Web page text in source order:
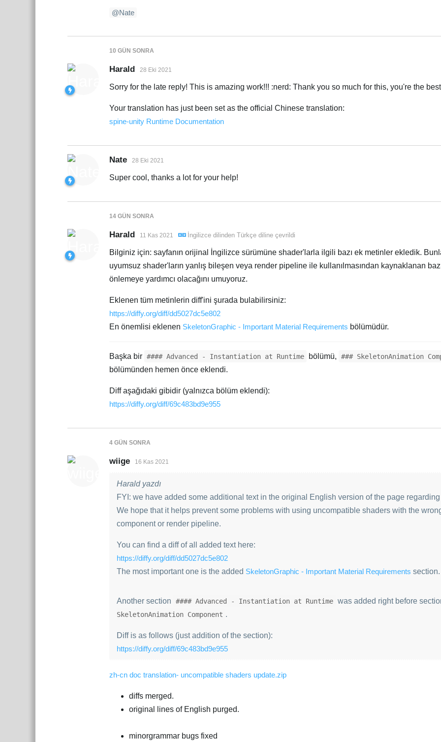
@Nate
10 GÜN SONRA
Harald 28 Eki 2021
Sorry for the late reply! This is amazing work!!! :nerd: Thank you so much for this, you're the
Your translation has just been set as the official Chinese translation:
spine-unity Runtime Documentation
Nate 28 Eki 2021
Super cool, thanks a lot for your help!
14 GÜN SONRA
Harald 11 Kas 2021 İngilizce dilinden Türkçe diline çevrildi
Bilginiz için: sayfanın orijinal İngilizce sürümüne shader'larla ilgili bazı ek metinler ekledik.
uyumsuz shader'ların yanlış bileşen veya render pipeline ile kullanılmasından kaynaklanan
önlemeye yardımcı olacağını umuyoruz.
Eklenen tüm metinlerin diff'ini şurada bulabilirsiniz:
https://diffy.org/diff/dd5027dc5e802
En önemlisi eklenen SkeletonGraphic - Important Material Requirements bölümüdür.
Başka bir #### Advanced - Instantiation at Runtime bölümü, ### SkeletonAnimation
bölümünden hemen önce eklendi.
Diff aşağıdaki gibidir (yalnızca bölüm eklendi):
https://diffy.org/diff/69c483bd9e955
4 GÜN SONRA
wiige 16 Kas 2021
Harald yazdı
FYI: we have added some additional text in the original English version of the page
We hope that it helps prevent some problems with using uncompatible shaders with the
component or render pipeline.
You can find a diff of all added text here:
https://diffy.org/diff/dd5027dc5e802
The most important one is the added SkeletonGraphic - Important Material Requirements section.
Another section #### Advanced - Instantiation at Runtime was added right before
SkeletonAnimation Component .
Diff is as follows (just addition of the section):
https://diffy.org/diff/69c483bd9e955
zh-cn doc translation- uncompatible shaders update.zip
diffs merged.
original lines of English purged.
minorgrammar bugs fixed